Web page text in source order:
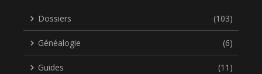
Dossiers (103)
Généalogie (6)
Guides (11)